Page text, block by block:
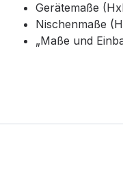
Gerätemaße
Nischenmaße
„Maße und